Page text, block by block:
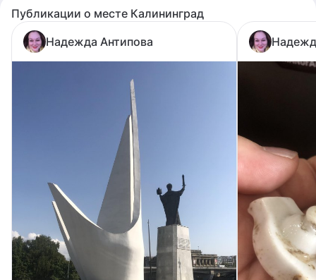
Публикации о месте Калининград
Надежда Антипова